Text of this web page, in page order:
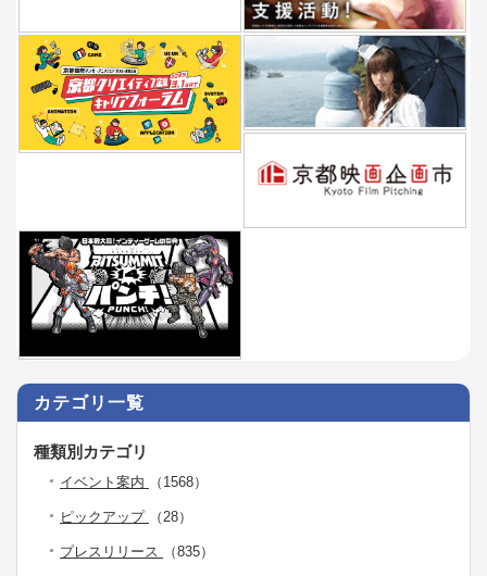
カテゴリ一覧
種類別カテゴリ
イベント案内 （1568）
ピックアップ （28）
プレスリリース （835）